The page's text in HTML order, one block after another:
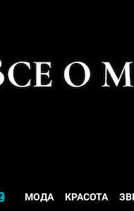
МОДА КРАСОТА